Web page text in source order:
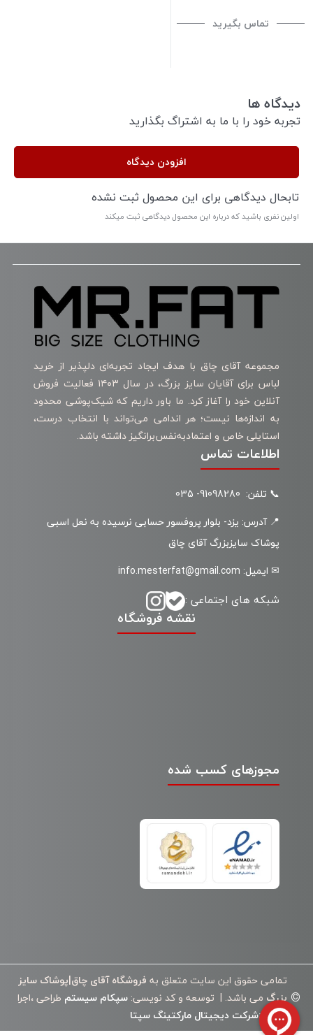
تماس بگیرید
دیدگاه ها
تجربه خود را با ما به اشتراگ بگذارید
افزودن دیدگاه
تابحال دیدگاهی برای این محصول ثبت نشده
اولین نفری باشید که درباره این محصول دیدگاهی ثبت میکند
مجموعه آقای چاق با هدف ایجاد تجربه‌ای دلپذیر از خرید
لباس برای آقایان سایز بزرگ، در سال ۱۴۰۳ فعالیت فروش
آنلاین خود را آغاز کرد. ما باور داریم که شیک‌پوشی محدود
به اندازه‌ها نیست؛ هر اندامی می‌تواند با انتخاب درست،
استایلی خاص و اعتمادبه‌نفس‌برانگیز داشته باشد.
مجوزهای کسب شده
اطلاعات تماس
📞 تلفن: 91098280- 035
📍 آدرس: یزد- بلوار پروفسور حسابی نرسیده به نعل اسبی
پوشاک سایزبزرگ آقای چاق
✉ ایمیل: info.mesterfat@gmail.com
شبکه های اجتماعی :
نقشه فروشگاه
©
تمامی حقوق این سایت متعلق به فروشگاه آقای چاق|پوشاک سایز
بزرگ می باشد. | توسعه و کد نویسی: سپکام سیستم طراحی ،اجرا
وسئو:شرکت دیجیتال مارکتینگ سپتا